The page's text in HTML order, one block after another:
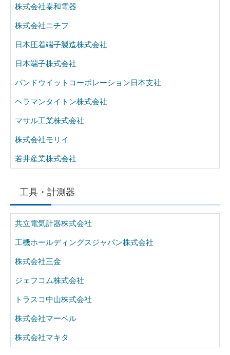
株式会社泰和電器
株式会社ニチフ
日本圧着端子製造株式会社
日本端子株式会社
パンドウイットコーポレーション日本支社
ヘラマンタイトン株式会社
マサル工業株式会社
株式会社モリイ
若井産業株式会社
工具・計測器
共立電気計器株式会社
工機ホールディングスジャパン株式会社
株式会社三金
ジェフコム株式会社
トラスコ中山株式会社
株式会社マーベル
株式会社マキタ